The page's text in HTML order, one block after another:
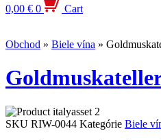
0,00 € 0 Cart
Obchod » Biele vína »
SKU RIW-0044 Kategórie Biele